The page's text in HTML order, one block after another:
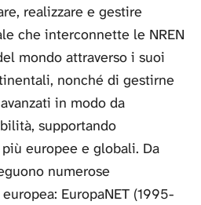
realizzare e gestire
che interconnette le NREN
mondo attraverso i suoi
nonché di gestirne
in modo da
supportando
europee e globali. Da
numerose
EuropaNET (1995-